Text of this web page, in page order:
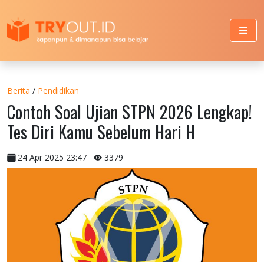
Berita / Pendidikan
Contoh Soal Ujian STPN 2026 Lengkap!
Tes Diri Kamu Sebelum Hari H
24 Apr 2025 23:47 3379